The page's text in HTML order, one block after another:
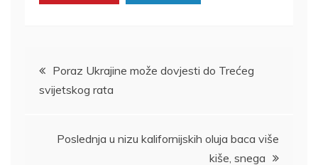
Kretanje
članka
Poraz Ukrajine može dovjesti do Trećeg
svijetskog rata
Poslednja u nizu kalifornijskih oluja baca više
kiše, snega